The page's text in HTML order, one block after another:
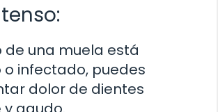
de una muela está
infectado, puedes
dolor de dientes